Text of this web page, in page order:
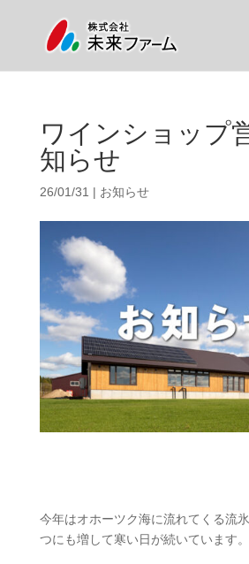
ワインショップ
知らせ
26/01/31 | お知らせ
今年はオホーツク海に流れてくる流
つにも増して寒い日が続いています。